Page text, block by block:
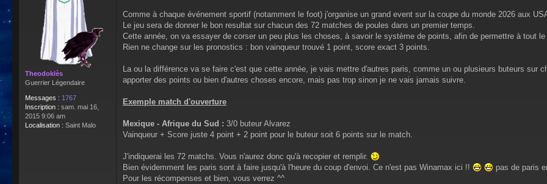
Theodoklès
Guerrier Légendaire
Messages : 1767
Inscription : sam. mai 16,
2015 9:06 am
Localisation : Saint Malo
a
e
Comme à chaque événement sportif (notamment le foot) j'organise un grand event sur la coupe du monde 2026 aux
Le jeu sera de donner le bon resultat sur chacun des 72 matches de poules dans un premier temps.
Cette année, on va essayer de corser un peu plus les choses, à savoir le système de points, afin de permettre à tout
Rien ne change sur les pronostics : bon vainqueur trouvé 1 point, score exact 3 points.
La ou la différence va se faire c'est que cette année, je vais mettre d'autres paris, comme un ou plusieurs buteurs sur
apporter des points ou bien d'autres choses encore, mais pas trop sinon je ne vais jamais suivre.
Exemple match d'ouverture
Mexique - Afrique du Sud : 3/0 buteur Alvarez
Vainqueur + Score juste 4 point + 2 point pour le buteur soit 6 points sur le match.
J'indiquerai les 72 matchs. Vous n'aurez donc qu'à recopier et remplir.
Bien évidemment les paris sont à faire jusqu'à l'heure du coup d'envoi. Ce n'est pas Winamax ici !!
pas de paris
Pour les récompenses et bien, vous verrez ^^